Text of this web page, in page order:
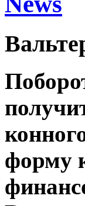
форму